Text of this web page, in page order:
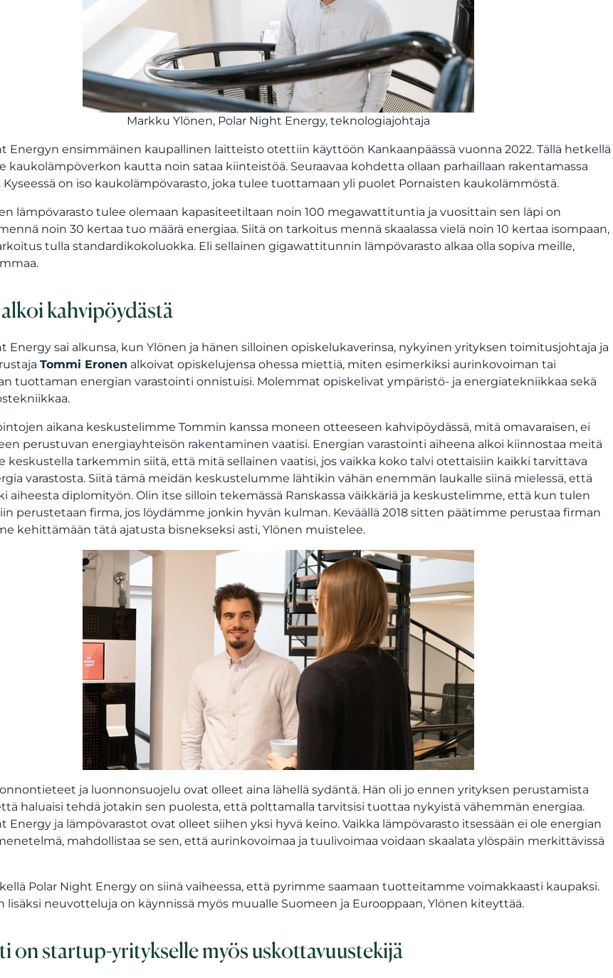
Markku Ylönen, Polar Night Energy, teknologiajohtaja
Energyn ensimmäinen kaupallinen laitteisto otettiin käyttöön Kankaanpäässä vuonna 2022. Tällä hetkellä
kaukolämpöverkon kautta noin sataa kiinteistöä. Seuraavaa kohdetta ollaan parhaillaan rakentamassa
Kyseessä on iso kaukolämpövarasto, joka tulee tuottamaan yli puolet Pornaisten kaukolämmöstä.
lämpövarasto tulee olemaan kapasiteetiltaan noin 100 megawattituntia ja vuosittain sen läpi on
noin 30 kertaa tuo määrä energiaa. Siitä on tarkoitus mennä skaalassa vielä noin 10 kertaa isompaan,
tulla standardikokoluokka. Eli sellainen gigawattitunnin lämpövarasto alkaa olla sopiva meille,
kahvipöydästä
Energy sai alkunsa, kun Ylönen ja hänen silloinen opiskelukaverinsa, nykyinen yrityksen toimitusjohtaja ja
Tommi Eronen alkoivat opiskelujensa ohessa miettiä, miten esimerkiksi aurinkovoiman tai
tuottaman energian varastointi onnistuisi. Molemmat opiskelivat ympäristö- ja energiatekniikkaa sekä
aikana keskustelimme Tommin kanssa moneen otteeseen kahvipöydässä, mitä omavaraisen, ei
perustuvan energiayhteisön rakentaminen vaatisi. Energian varastointi aiheena alkoi kiinnostaa meitä
keskustella tarkemmin siitä, että mitä sellainen vaatisi, jos vaikka koko talvi otettaisiin kaikki tarvittava
varastosta. Siitä tämä meidän keskustelumme lähtikin vähän enemmän laukalle siinä mielessä, että
aiheesta diplomityön. Olin itse silloin tekemässä Ranskassa väikkäriä ja keskustelimme, että kun tulen
perustetaan firma, jos löydämme jonkin hyvän kulman. Keväällä 2018 sitten päätimme perustaa firman
kehittämään tätä ajatusta bisnekseksi asti, Ylönen muistelee.
ja luonnonsuojelu ovat olleet aina lähellä sydäntä. Hän oli jo ennen yrityksen perustamista
haluaisi tehdä jotakin sen puolesta, että polttamalla tarvitsisi tuottaa nykyistä vähemmän energiaa.
Energy ja lämpövarastot ovat olleet siihen yksi hyvä keino. Vaikka lämpövarasto itsessään ei ole energian
mahdollistaa se sen, että aurinkovoimaa ja tuulivoimaa voidaan skaalata ylöspäin merkittävissä
Polar Night Energy on siinä vaiheessa, että pyrimme saamaan tuotteitamme voimakkaasti kaupaksi.
lisäksi neuvotteluja on käynnissä myös muualle Suomeen ja Eurooppaan, Ylönen kiteyttää.
on startup-yritykselle myös uskottavuustekijä